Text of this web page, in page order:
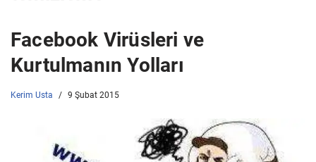
Facebook Virüsleri ve
Kurtulmanın Yolları
Kerim Usta 9 Şubat 2015